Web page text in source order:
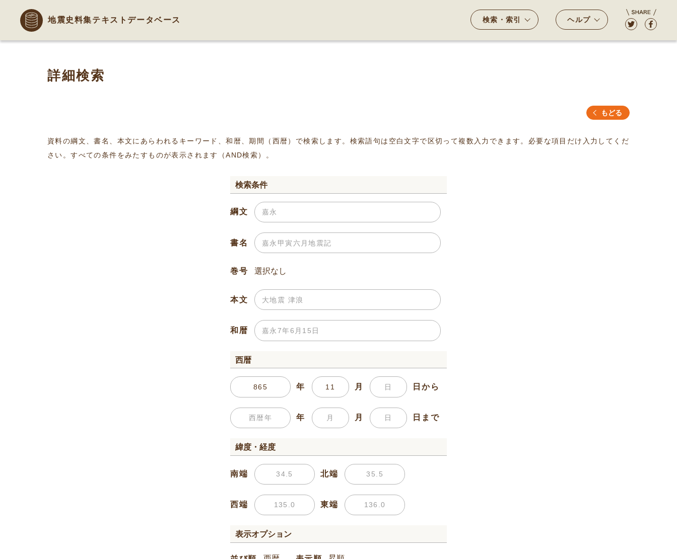
地震史料集テキストデータベース 検索・索引 ヘルプ
詳細検索
もどる
資料の綱文、書名、本文にあらわれるキーワード、和暦、期間（西暦）で検索します。検索語句は空白文字で区切って複数入力できます。必要な項目だけ入力してくだ
さい。すべての条件をみたすものが表示されます（AND検索）。
検索条件
綱文
書名
巻号
本文
和暦
西暦
年 月 日から
年 月 日まで
緯度・経度
南端 北端
西端 東端
表示オプション